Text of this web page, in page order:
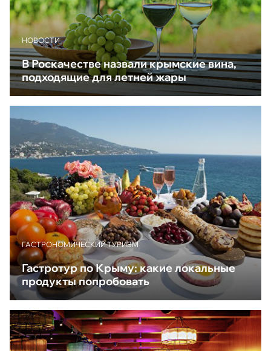
НОВОСТИ
В Роскачестве назвали крымские вина,
подходящие для летней жары
ГАСТРОНОМИЧЕСКИЙ ТУРИЗМ
Гастротур по Крыму: какие локальные
продукты попробовать